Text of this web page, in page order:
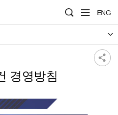
ENG
경영방침